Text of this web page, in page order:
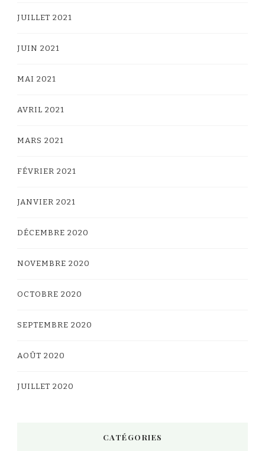
JUILLET 2021
JUIN 2021
MAI 2021
AVRIL 2021
MARS 2021
FÉVRIER 2021
JANVIER 2021
DÉCEMBRE 2020
NOVEMBRE 2020
OCTOBRE 2020
SEPTEMBRE 2020
AOÛT 2020
JUILLET 2020
CATÉGORIES